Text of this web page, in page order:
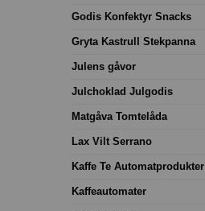
Godis Konfektyr Snacks
Gryta Kastrull Stekpanna
Julens gåvor
Julchoklad Julgodis
Matgåva Tomtelåda
Lax Vilt Serrano
Kaffe Te Automatprodukter
Kaffeautomater